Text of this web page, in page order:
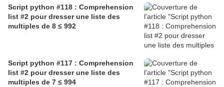
Script python #118 : Comprehension
list #2 pour dresser une liste des
multiples de 8 ≤ 992
Script python #117 : Comprehension
list #2 pour dresser une liste des
multiples de 7 ≤ 994